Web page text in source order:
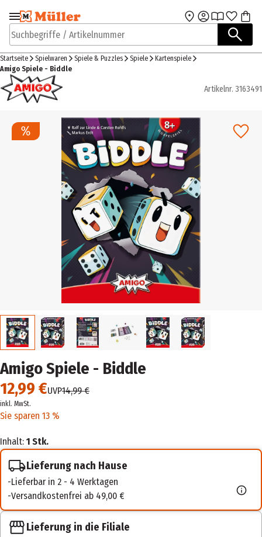
Zur Navigation
springen
Zum Hauptinhalt
Suchbegriffe / Artikelnummer
Startseite Spielwaren Spiele & Puzzles Spiele
Kartenspiele
Amigo Spiele - Biddle
Artikelnr. 3163491
Amigo Spiele - Biddle
12,99 €UVP14,99 €
inkl. MwSt.
Sie sparen 13 %
Inhalt: 1 Stk.
Lieferung nach Hause
Lieferbar in 2 - 4 Werktagen
Versandkostenfrei ab 49,00 €
Lieferung in die Filiale